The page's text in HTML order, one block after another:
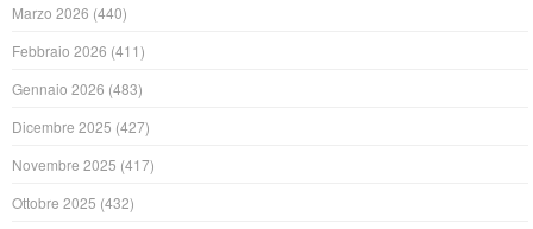
Marzo 2026 (440)
Febbraio 2026 (411)
Gennaio 2026 (483)
Dicembre 2025 (427)
Novembre 2025 (417)
Ottobre 2025 (432)